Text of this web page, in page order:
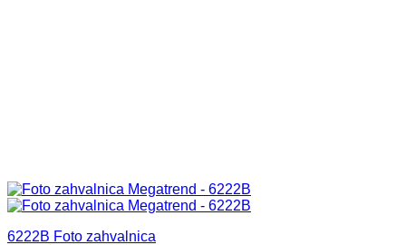
6222B Foto zahvalnica